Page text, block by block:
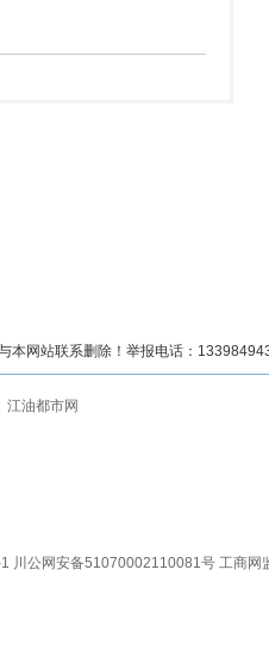
本网站联系删除！举报电话：
江油都市网
川公网安备51070002110081号 工商网